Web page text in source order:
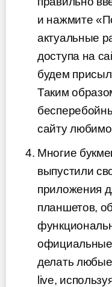
и нажмите
актуальные
доступа на
будем
Таким
сайту
Многие
выпустили
приложения
планшетов,
делать
live,